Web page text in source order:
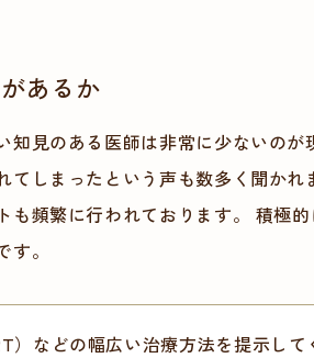
あるか
知見のある医師は非常に少ないの
てしまったという声も数多く聞かれ
も頻繁に行われております。 積極
。
）などの幅広い治療方法を提示して